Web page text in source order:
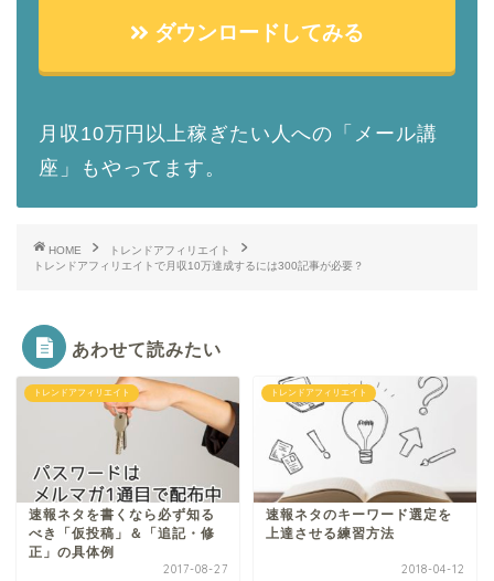
ダウンロードしてみる
月収10万円以上稼ぎたい人への「メール講
座」もやってます。
HOME
トレンドアフィリエイト
トレンドアフィリエイトで月収10万達成するには300記事が必要？
あわせて読みたい
トレンドアフィリエイト
速報ネタを書くなら必ず知る
べき「仮投稿」＆「追記・修
正」の具体例
2017-08-27
トレンドアフィリエイト
速報ネタのキーワード選定を
上達させる練習方法
2018-04-12